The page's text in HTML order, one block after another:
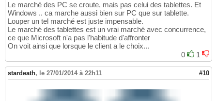
Le marché des PC se croute, mais pas celui des tablettes. Et
Windows .. ca marche aussi bien sur PC que sur tablette.
Louper un tel marché est juste impensable.
Le marché des tablettes est un vrai marché avec concurrence,
ce que Microsoft n'a pas l'habitude d'affronter
On voit ainsi que lorsque le client a le choix...
0
1
stardeath, le 27/01/2014 à 22h11 #10